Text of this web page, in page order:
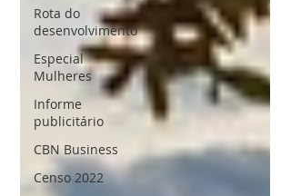
Rota do
desenvolvimento
Especial
Mulheres
Informe
publicitário
CBN Business
Censo 2022